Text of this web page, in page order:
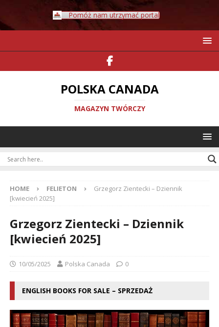
Pomóż nam utrzymać portal
POLSKA CANADA
MAGAZYN TWÓRCZY
HOME FELIETON
Grzegorz Zientecki – Dziennik
[kwiecień 2025]
Grzegorz Zientecki – Dziennik
[kwiecień 2025]
10/05/2025 Polska Canada 0
ENGLISH BOOKS FOR SALE – SPRZEDAŻ